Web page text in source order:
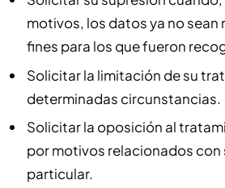
motivos, los datos ya no sean
fines para los que fueron
Solicitar la limitación de su
determinadas circunstancias.
Solicitar la oposición al
por motivos relacionados con
particular.